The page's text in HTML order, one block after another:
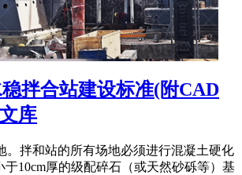
拌合站建设标准(附CAD
库
。拌和站的所有场地必须进行混凝土硬化
于10cm厚的级配碎石（或天然砂砾等）基